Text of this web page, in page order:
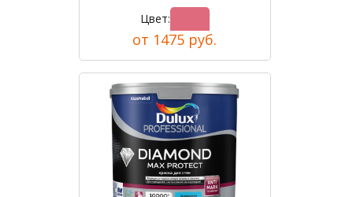
Цвет:
от 1475 руб.